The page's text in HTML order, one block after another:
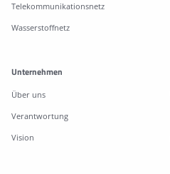
Telekommunikationsnetz
Wasserstoffnetz
Unternehmen
Über uns
Verantwortung
Vision